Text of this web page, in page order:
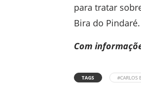
para tratar
Bira do Pindaré.
Com
TAGS #CARLOS